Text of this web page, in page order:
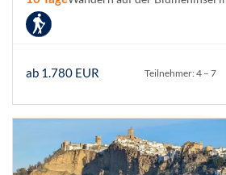
ab 1.780 EUR Teilnehmer: 4 – 7